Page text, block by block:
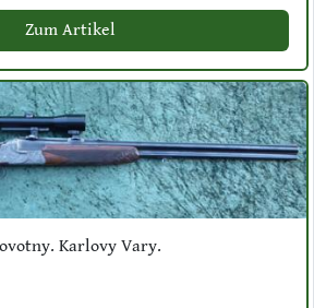
Zum Artikel
Karlovy Vary.